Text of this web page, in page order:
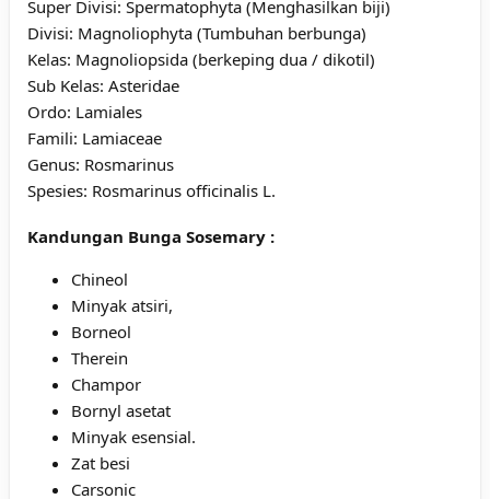
Super Divisi: Spermatophyta (Menghasilkan biji)
Divisi: Magnoliophyta (Tumbuhan berbunga)
Kelas: Magnoliopsida (berkeping dua / dikotil)
Sub Kelas: Asteridae
Ordo: Lamiales
Famili: Lamiaceae
Genus: Rosmarinus
Spesies: Rosmarinus officinalis L.
Kandungan Bunga Sosemary :
Chineol
Minyak atsiri,
Borneol
Therein
Champor
Bornyl asetat
Minyak esensial.
Zat besi
Carsonic